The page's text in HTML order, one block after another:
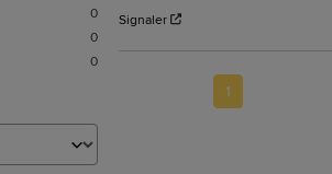
0
0
0
Signaler
1